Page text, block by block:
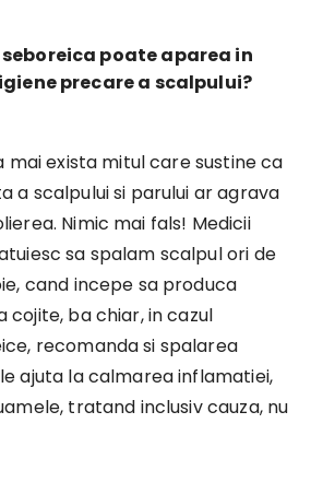
poate aparea in
precare a scalpului?
mai exista mitul care sustine ca
a scalpului si parului ar agrava
Nimic mai fals! Medicii
sa spalam scalpul ori de
cand incepe sa produca
cojite, ba chiar, in cazul
recomanda si spalarea
ajuta la calmarea inflamatiei,
tratand inclusiv cauza, nu